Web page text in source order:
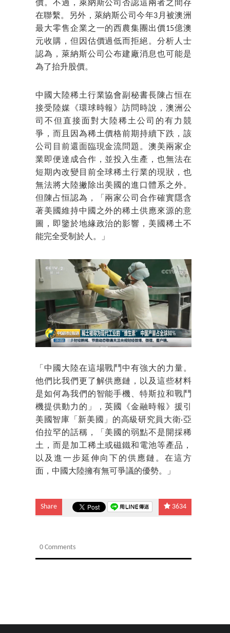
價。不過，萊納斯公司否認這兩者之間存
在聯繫。另外，萊納斯公司今年3月被澳洲
最大零售企業之一的西農集團出價15億澳
元收購，但因估價過低而拒絕。分析人士
認為，萊納斯公司公布建廠消息也可能是
為了抬升股價。
中國大陸稀土行業協會副秘書長陳占恒在
接受陸媒《環球時報》訪問時說，澳洲公
司不但直接面對大陸稀土公司的有力競
爭，而且因為稀土價格前期持續下跌，該
公司目前還面臨現金流問題。澳美兩家企
業即便達成合作，並投入生產，也無法在
短期內改變目前全球稀土行業的現狀，也
無法將大陸撇除出美國的進口體系之外。
但陳占恒認為，「兩家公司合作確實隱含
著美國維持中國之外的稀土供應來源的意
圖，即鑒於地緣政治的影響，美國稀土不
能完全受制於人。」
「中國大陸在這場戰鬥中有強大的力量。
他們比我們更了解供應鏈，以及這些材料
是如何為我們的智能手機、特斯拉和戰鬥
機提供動力的」，英國《金融時報》援引
美國智庫「新美國」的高級研究員大衛·亞
伯拉罕的話稱，「美國的弱點不是開採稀
土，而是加工稀土或磁鐵和電池等產品，
以及進一步延伸向下的供應鏈。在這方
面，中國大陸擁有無可爭議的優勢。」
Share 3634
0 Comments